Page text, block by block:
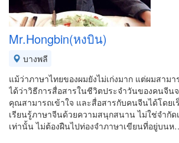
Mr.Hongbin(หงบิน)
บางพลี
แม้ว่าภาษาไทยของผมยังไม่เก่งมาก แต่ผมสาม
ได้ว่าวิธีการสื่อสารในชีวิตประจำวันของคนจีนจ
คุณสามารถเข้าใจ และสื่อสารกับคนจีนได้โดยเ
เรียนรู้ภาษาจีนด้วยความสนุกสนาน ไม่ใช่จำกัด
เท่านั้น ไม่ต้องฝืนไปท่องจำภาษาเขียนที่อยู่บนห